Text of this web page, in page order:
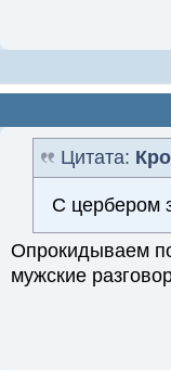
Цитата:
С цербером
Опрокидываем
мужские